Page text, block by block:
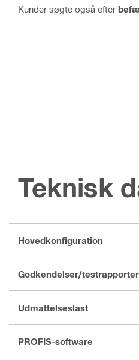
Kunder søgte også efter
Teknisk
Hovedkonfiguration
Godkendelser/testrapporter
Udmattelseslast
PROFIS-software